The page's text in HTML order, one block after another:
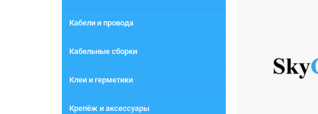
Кабели и провода
Кабельные сборки
Клеи и герметики
Крепёж и аксессуары